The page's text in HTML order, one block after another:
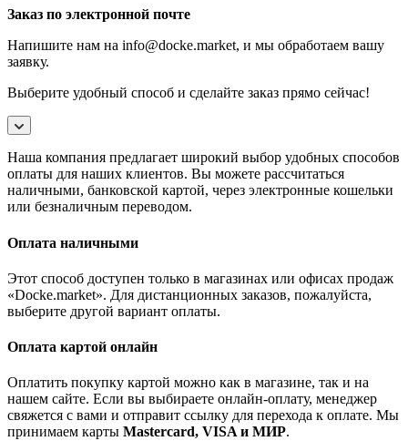
Заказ по электронной почте
Напишите нам на info@docke.market, и мы обработаем вашу
заявку.
Выберите удобный способ и сделайте заказ прямо сейчас!
Наша компания предлагает широкий выбор удобных способов
оплаты для наших клиентов. Вы можете рассчитаться
наличными, банковской картой, через электронные кошельки
или безналичным переводом.
Оплата наличными
Этот способ доступен только в магазинах или офисах продаж
«Docke.market». Для дистанционных заказов, пожалуйста,
выберите другой вариант оплаты.
Оплата картой онлайн
Оплатить покупку картой можно как в магазине, так и на
нашем сайте. Если вы выбираете онлайн-оплату, менеджер
свяжется с вами и отправит ссылку для перехода к оплате. Мы
принимаем карты Mastercard, VISA и МИР.